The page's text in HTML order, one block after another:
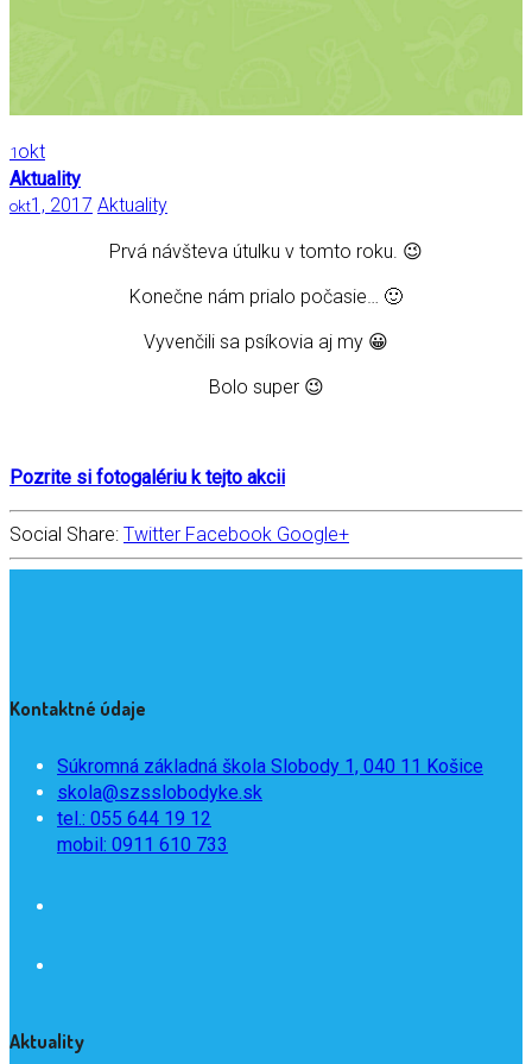
1 okt
Aktuality
okt1, 2017 Aktuality
Prvá návšteva útulku v tomto roku. 😉
Konečne nám prialo počasie… 🙂
Vyvenčili sa psíkovia aj my 😀
Bolo super 😉
Pozrite si fotogalériu k tejto akcii
Social Share: Twitter Facebook Google+
Kontaktné údaje
Súkromná základná škola Slobody 1, 040 11 Košice
skola@szsslobodyke.sk
tel.: 055 644 19 12
mobil: 0911 610 733
Aktuality